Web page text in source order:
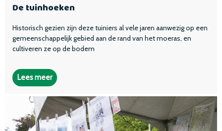
De tuinhoeken
Historisch gezien zijn deze tuiniers al vele jaren aanwezig op een
gemeenschappelijk gebied aan de rand van het moeras, en
cultiveren ze op de bodem
Lees meer